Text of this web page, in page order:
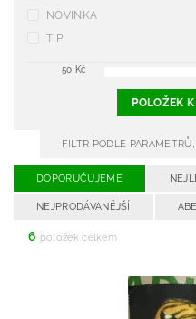
NOVINKA
TIP
50 Kč
POLOŽEK
FILTR PODLE
DOPORUČUJEME
NEJPRODÁVANĚJŠÍ
6 položek celkem